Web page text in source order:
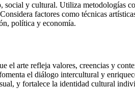
y cultural. Utiliza metodologías
factores como técnicas
política y economía.
arte refleja valores, creencias y
el diálogo intercultural y
y fortalece la identidad cultural